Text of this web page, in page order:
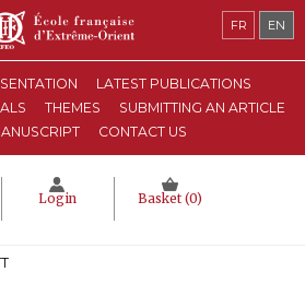
LATEST PUBLICATIONS
THEMES
SUBMITTING AN ARTICLE
CONTACT US
Login Basket (0)
FR EN